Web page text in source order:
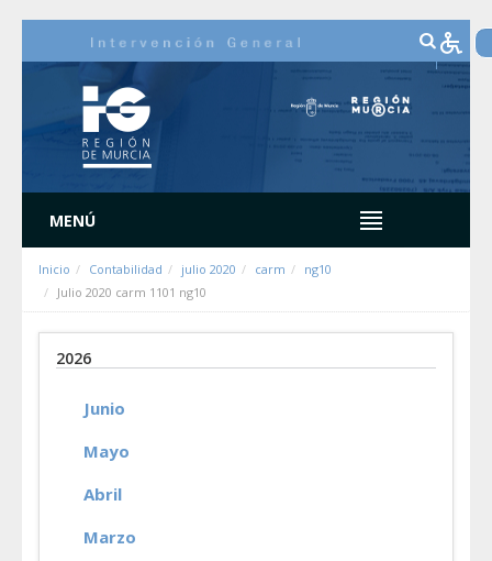
MENÚ
Inicio Contabilidad julio 2020 carm
ng10
Julio 2020 carm 1101 ng10
2026
Junio
Mayo
Abril
Marzo